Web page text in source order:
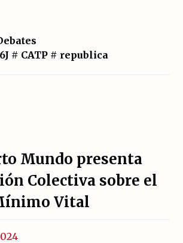
# CATP# republica
Mundo presenta
Colectiva sobre el
Vital